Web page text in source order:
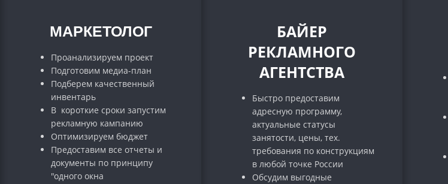
МАРКЕТОЛОГ
Проанализируем проект
Подготовим медиа-план
Подберем качественный
инвентарь
В короткие сроки запустим
рекламную кампанию
Оптимизируем бюджет
Предоставим все отчеты и
документы по принципу
"одного окна
БАЙЕР
РЕКЛАМНОГО
АГЕНТСТВА
Быстро предоставим
адресную программу,
актуальные статусы
занятости, цены, тех.
требования по конструкциям
в любой точке России
Обсудим выгодные